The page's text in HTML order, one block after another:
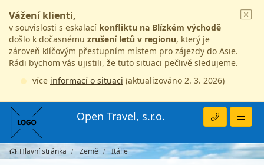
Vážení klienti,
v souvislosti s eskalací konfliktu na Blízkém východě
došlo k dočasnému zrušení letů v regionu, který je
zároveň klíčovým přestupním místem pro zájezdy do Asie.
Rádi bychom vás ujistili, že tuto situaci pečlivě sledujeme.
více informací o situaci (aktualizováno 2. 3. 2026)
Open Travel, s.r.o.
Hlavní stránka Země Itálie